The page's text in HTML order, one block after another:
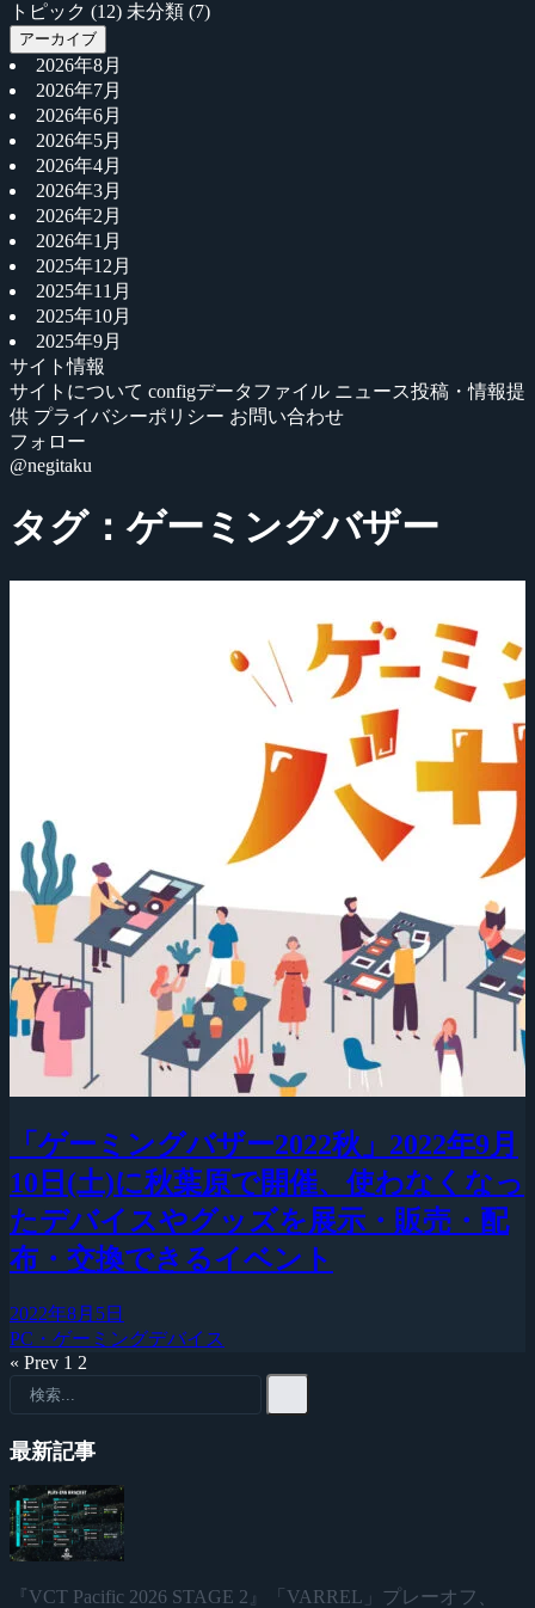
トピック (12) 未分類 (7)
アーカイブ
2026年8月
2026年7月
2026年6月
2026年5月
2026年4月
2026年3月
2026年2月
2026年1月
2025年12月
2025年11月
2025年10月
2025年9月
サイト情報
サイトについて configデータファイル ニュース投稿・情報提
供 プライバシーポリシー お問い合わせ
フォロー
@negitaku
タグ：ゲーミングバザー
「ゲーミングバザー2022秋」2022年9月
10日(土)に秋葉原で開催、使わなくなっ
たデバイスやグッズを展示・販売・配
布・交換できるイベント
2022年8月5日
PC・ゲーミングデバイス
« Prev 1 2
最新記事
『VCT Pacific 2026 STAGE 2』「VARREL」プレーオフ、